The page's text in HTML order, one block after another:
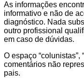
As informações
informativo e não de
diagnóstico. Nada
outro profissional
em caso de dúvidas.
O espaço “colunistas”,
comentários não
pais.